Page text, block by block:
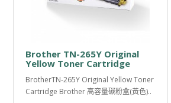
Brother TN-265Y Original
Yellow Toner Cartridge
BrotherTN-265Y Original Yellow Toner
Cartridge Brother 高容量碳粉盒(黃色)..